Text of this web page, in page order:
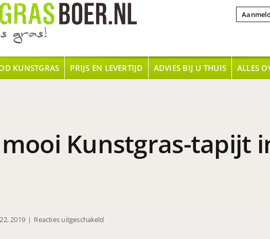
KUNSTGRAS PRIJS EN LEVERTIJD ADVIES BIJ U THUIS ALLES
Kunstgras-tapijt
2019 | Reacties uitgeschakeld